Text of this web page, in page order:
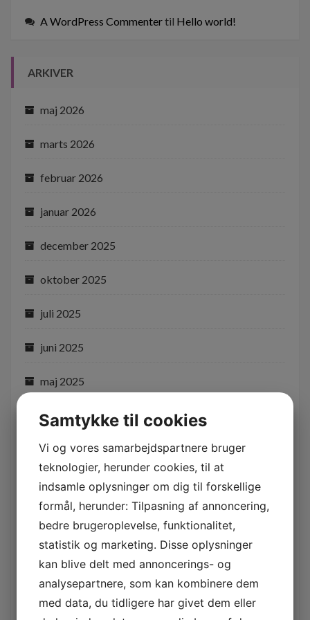
A WordPress Commentertil Hello world!
ARKIVER
maj 2026
marts 2026
februar 2026
januar 2026
december 2025
oktober 2025
juli 2025
juni 2025
maj 2025
april 2025
februar 2025
november 2024
juni 2024
maj 2024
januar 2024
Samtykke til cookies
Vi og vores samarbejdspartnere bruger
teknologier, herunder cookies, til at
indsamle oplysninger om dig til forskellige
formål, herunder: Tilpasning af annoncering,
bedre brugeroplevelse, funktionalitet,
statistik og marketing. Disse oplysninger
kan blive delt med annoncerings- og
analysepartnere, som kan kombinere dem
med data, du tidligere har givet dem eller